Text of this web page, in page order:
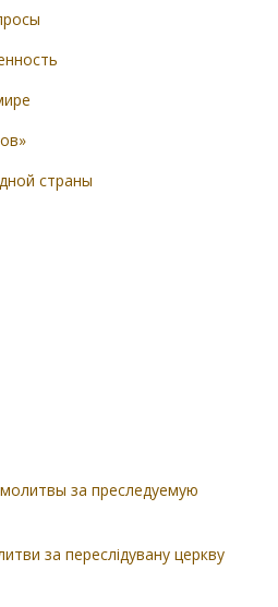
страны
за преследуемую
за переслідувану церкву